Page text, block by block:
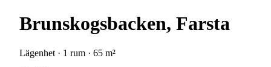
Brunskogsbacken, Farsta
Lägenhet · 1 rum · 65 m²